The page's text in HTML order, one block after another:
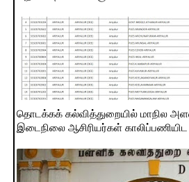
தொடக்கக் கல்வித்துறையில் மாநில
இடைநிலை ஆசிரியர்கள்